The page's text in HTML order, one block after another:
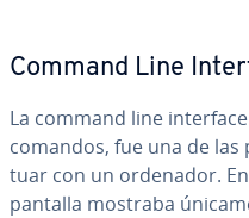
Command Line
La command line
comandos, fue una de
tuar con un ordenador.
pantalla mostraba